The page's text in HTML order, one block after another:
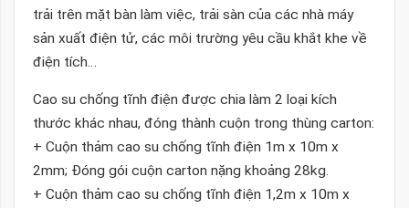
trải trên mặt bàn làm việc, trải sàn của các nhà máy
sản xuất điện tử, các môi trường yêu cầu khắt khe về
điện tích…
Cao su chống tĩnh điện được chia làm 2 loại kích
thước khác nhau, đóng thành cuộn trong thùng carton:
+ Cuộn thảm cao su chống tĩnh điện 1m x 10m x
2mm; Đóng gói cuộn carton nặng khoảng 28kg.
+ Cuộn thảm cao su chống tĩnh điện 1,2m x 10m x